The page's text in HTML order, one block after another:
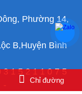
Phường 14,
B,Huyện Bình
1 5 2 1 1 0 7 5
-
Chỉ đường